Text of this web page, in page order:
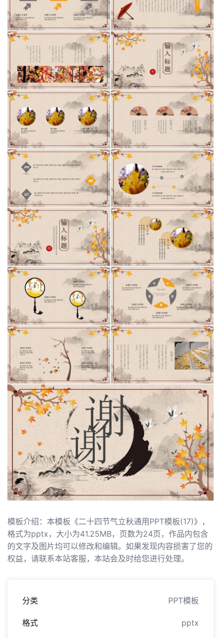
模板介绍：本模板《二十四节气立秋通用PPT模板(17)》，
格式为pptx，大小为41.25MB，页数为24页，作品内包含
的文字及图片均可以修改和编辑。如果发现内容损害了您的
权益，请联系本站客服，本站会及时给您进行处理。
分类 PPT模板
格式 pptx